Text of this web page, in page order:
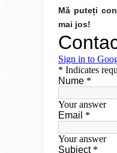
Mă puteți
mai jos!